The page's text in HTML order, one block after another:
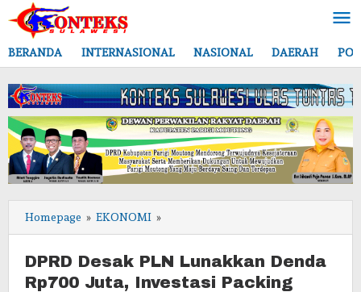
Lewati
ke
konten
BERANDA
INTERNASIONAL NASIONAL DAERAH
Homepage » EKONOMI »
Desak
Lunakkan
Denda
DPRD Desak PLN Lunakkan Denda
Rp700 Juta, Investasi Packing